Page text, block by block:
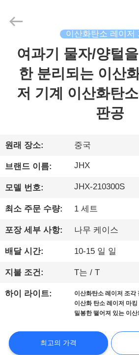
우
리
에
대
공
장
견
품
2019
Photoelectric
Reserved.
이산화탄소 레이저
여과기 물자/양털
한 분리되는 이산
저 기계 이산화탄
판공
원래 장소: 중국
브랜드 이름: JHX
모델 번호: JHX-210300S
최소 주문 수량: 1 세트
포장 세부 사항: 나무 케이스
배달 시간: 10-15 일 일
지불 조건: T는 / T
하이 라이트: 이산화탄소 레이저 조각
이산화 탄소 레이저 마킹
밀봉한 떨어져 있는 이산
최고의 가격